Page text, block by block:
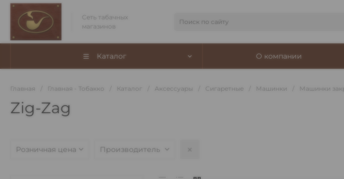
Сеть табачных
магазинов
Каталог О компании
Главная Главная - Тобакко Каталог Аксессуары Сигаретные Машинки Машинки
Zig-Zag
Розничная цена Производитель